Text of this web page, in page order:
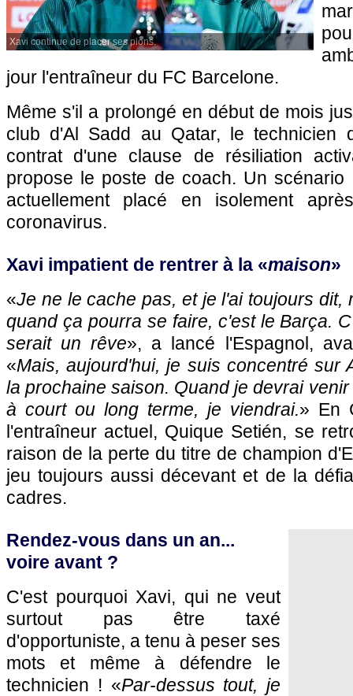
Xavi continue de placer ses pions.
jour l'entraîneur du FC Barcelone.
Même s'il a prolongé en début de mois
club d'Al Sadd au Qatar, le technicien
contrat d'une clause de résiliation
propose le poste de coach. Un scénario
actuellement placé en isolement
coronavirus.
Xavi impatient de rentrer à la «maison»
«Je ne le cache pas, et je l'ai toujours dit,
quand ça pourra se faire, c'est le Barça.
serait un rêve», a lancé l'Espagnol,
«Mais, aujourd'hui, je suis concentré sur
la prochaine saison. Quand je devrai
à court ou long terme, je viendrai.» En
l'entraîneur actuel, Quique Setién, se
raison de la perte du titre de champion
jeu toujours aussi décevant et de la
cadres.
Rendez-vous dans un an...
voire avant ?
C'est pourquoi Xavi, qui ne veut
surtout pas être taxé
d'opportuniste, a tenu à peser ses
mots et même à défendre le
technicien ! «Par-dessus tout, je